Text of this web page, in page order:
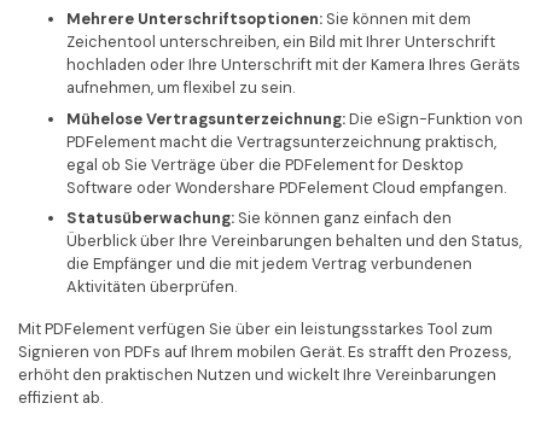
Mehrere Unterschriftsoptionen: Sie können mit dem
Zeichentool unterschreiben, ein Bild mit Ihrer Unterschrift
hochladen oder Ihre Unterschrift mit der Kamera Ihres Geräts
aufnehmen, um flexibel zu sein.
Mühelose Vertragsunterzeichnung:Die eSign-Funktion von
PDFelement macht die Vertragsunterzeichnung praktisch,
egal ob Sie Verträge über die PDFelement for Desktop
Software oder Wondershare PDFelement Cloud empfangen.
Statusüberwachung: Sie können ganz einfach den
Überblick über Ihre Vereinbarungen behalten und den Status,
die Empfänger und die mit jedem Vertrag verbundenen
Aktivitäten überprüfen.
Mit PDFelement verfügen Sie über ein leistungsstarkes Tool zum
Signieren von PDFs auf Ihrem mobilen Gerät. Es strafft den Prozess,
erhöht den praktischen Nutzen und wickelt Ihre Vereinbarungen
effizient ab.